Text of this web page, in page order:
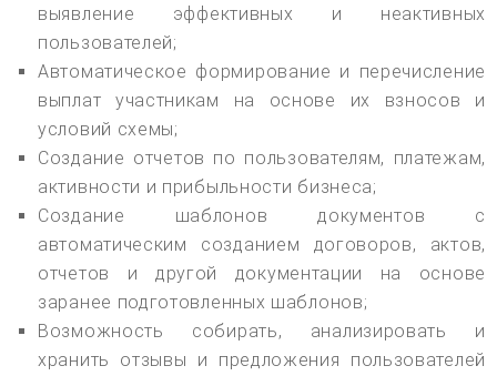
выявление эффективных и неактивных
пользователей;
Автоматическое формирование и перечисление
выплат участникам на основе их взносов и
условий схемы;
Создание отчетов по пользователям, платежам,
активности и прибыльности бизнеса;
Создание шаблонов документов с
автоматическим созданием договоров, актов,
отчетов и другой документации на основе
заранее подготовленных шаблонов;
Возможность собирать, анализировать и
хранить отзывы и предложения пользователей